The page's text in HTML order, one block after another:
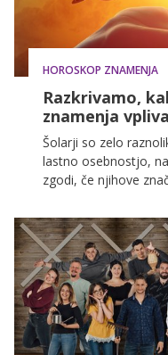
HOROSKOP ZNAMENJA
Razkrivamo,
znamenja
Šolarji so zelo
lastno osebnostjo,
zgodi, če njihove
tudi na to, kako se
razvijamo?